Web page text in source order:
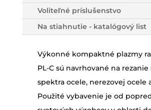
Voliteľné príslušenstvo
Na stiahnutie - katalógový list
Výkonné kompaktné plazmy
PL-C sú navrhované na
spektra ocele, nerezovej ocele
Použité vybavenie je od